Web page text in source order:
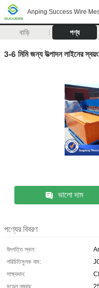
Anping Success Wire
বাড়ি পণ্য
3-6 মিমি জন্য উত্পাদন লাইনের
ভালো দাম
পণ্যের বিবরণ
উৎপত্তি স্থল:
পরিচিতিমুলক নাম:
সাক্ষ্যদান:
মডেল নম্বার: